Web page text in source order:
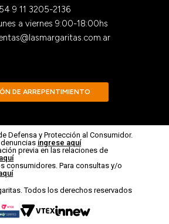
9 11 3205-2136
a viernes 9:00-18:00hs
DE ARREPENTIMIENTO
Defensa y Protección al Consumidor.
ingrese aquí
previa en las relaciones de
consumidores. Para consultas y/o
Todos los derechos reservados